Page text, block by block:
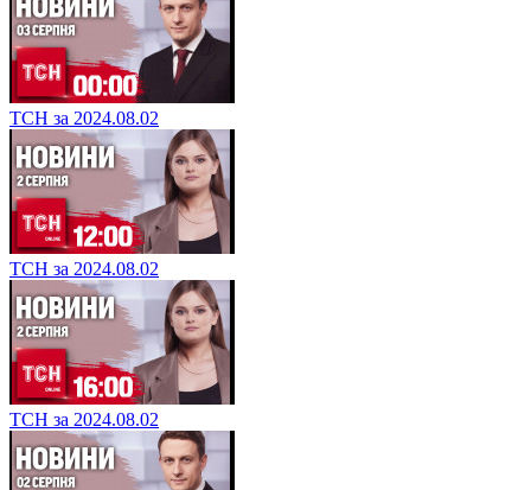
ТСН за 2024.08.02
ТСН за 2024.08.02
ТСН за 2024.08.02